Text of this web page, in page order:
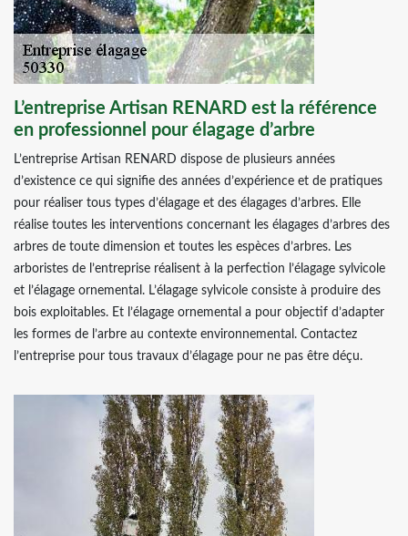
L’entreprise Artisan RENARD est la référence
en professionnel pour élagage d’arbre
L’entreprise Artisan RENARD dispose de plusieurs années
d’existence ce qui signifie des années d’expérience et de pratiques
pour réaliser tous types d’élagage et des élagages d’arbres. Elle
réalise toutes les interventions concernant les élagages d’arbres des
arbres de toute dimension et toutes les espèces d’arbres. Les
arboristes de l’entreprise réalisent à la perfection l’élagage sylvicole
et l’élagage ornemental. L’élagage sylvicole consiste à produire des
bois exploitables. Et l’élagage ornemental a pour objectif d’adapter
les formes de l’arbre au contexte environnemental. Contactez
l’entreprise pour tous travaux d’élagage pour ne pas être déçu.